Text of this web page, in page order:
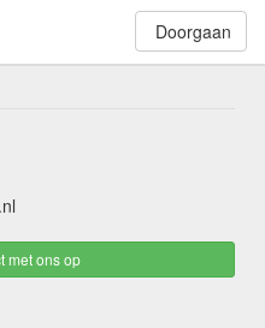
Doorgaan
met ons op